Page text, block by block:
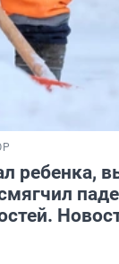
ребенка,